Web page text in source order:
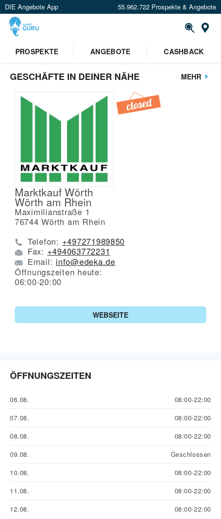
DIE Angebote App 55.962.722 Prospekte & Angebote
PROSPEKTE
ANGEBOTE CASHBACK
GESCHÄFTE IN DEINER NÄHE MEHR
Marktkauf Wörth
Wörth am Rhein
Maximilianstraße 1
76744 Wörth am Rhein
Telefon: +497271989850
Fax: +494063772231
Email: info@edeka.de
Öffnungszeiten heute:
06:00-20:00
WEBSEITE
ÖFFNUNGSZEITEN
06.08.
08:00-22:00
07.08.
08:00-22:00
08.08.
08:00-22:00
09.08.
Geschlossen
10.08.
08:00-22:00
11.08.
08:00-22:00
12.08.
08:00-22:00